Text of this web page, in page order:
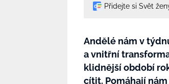
Přidejte si Svět
Andělé nám v
a vnitřní
klidnější období
cítit. Pomáhají